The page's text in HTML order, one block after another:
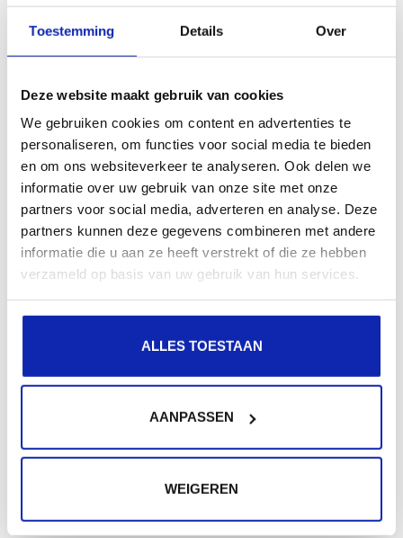
Toestemming Details Over
Deze website maakt gebruik van cookies
We gebruiken cookies om content en advertenties te
personaliseren, om functies voor social media te bieden
en om ons websiteverkeer te analyseren. Ook delen we
informatie over uw gebruik van onze site met onze
partners voor social media, adverteren en analyse. Deze
partners kunnen deze gegevens combineren met andere
informatie die u aan ze heeft verstrekt of die ze hebben
verzameld op basis van uw gebruik van hun services.
ALLES TOESTAAN
AANPASSEN
WEIGEREN
zoekresultaten in zoekmachines.
Registreer uw domeinnamen